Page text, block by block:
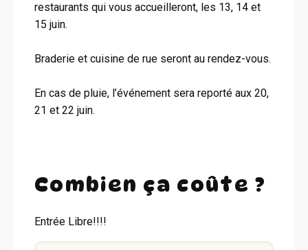
restaurants qui vous accueilleront, les 13, 14 et
15 juin.
Braderie et cuisine de rue seront au rendez-vous.
En cas de pluie, l’événement sera reporté aux 20,
21 et 22 juin.
Combien ça coûte ?
Entrée Libre!!!!